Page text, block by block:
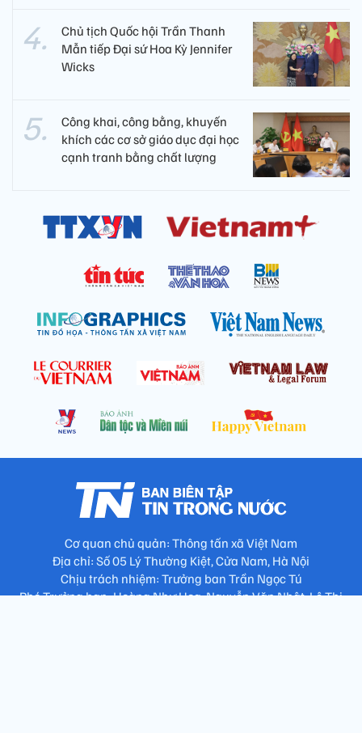
Chủ tịch Quốc hội Trần Thanh
Mẫn tiếp Đại sứ Hoa Kỳ Jennifer
Wicks
Công khai, công bằng, khuyến
khích các cơ sở giáo dục đại học
cạnh tranh bằng chất lượng​
Cơ quan chủ quản: Thông tấn xã Việt Nam
Địa chỉ: Số 05 Lý Thường Kiệt, Cửa Nam, Hà Nội
Chịu trách nhiệm: Trưởng ban Trần Ngọc Tú
Phó Trưởng ban: Hoàng Như Hoa, Nguyễn Văn Nhật, Lê Thị